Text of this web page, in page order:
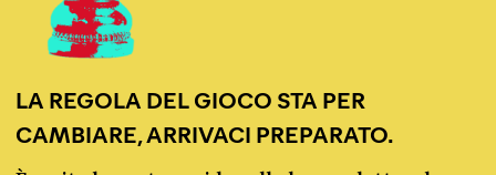
LA REGOLA DEL GIOCO STA PER
CAMBIARE, ARRIVACI PREPARATO.